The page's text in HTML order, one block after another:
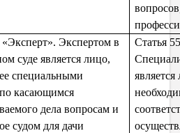
«Эксперт». Экспертом в
суде является лицо,
специальными
касающимся
дела вопросам и
судом для дачи
Статья